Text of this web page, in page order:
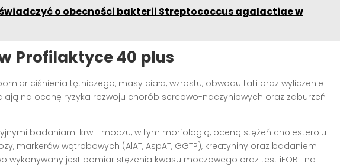
o obecności bakterii Streptococcus agalactiae w
Profilaktyce 40 plus
ciśnienia tętniczego, masy ciała, wzrostu, obwodu talii oraz wyliczenie
na ocenę ryzyka rozwoju chorób sercowo-naczyniowych oraz zaburzeń
badaniami krwi i moczu, w tym morfologią, oceną stężeń cholesterolu
markerów wątrobowych (AlAT, AspAT, GGTP), kreatyniny oraz badaniem
wykonywany jest pomiar stężenia kwasu moczowego oraz test iFOBT na